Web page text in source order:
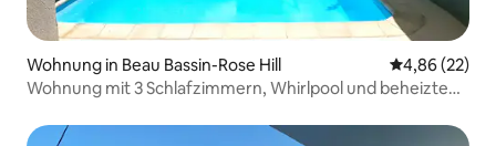
Wohnung in Beau Bassin-Rose Hill
4,86 (22)
Wohnung mit 3 Schlafzimmern, Whirlpool und beheiztem